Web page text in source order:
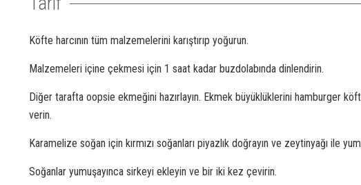
Köfte harcının tüm malzemelerini karıştırıp yoğurun.
Malzemeleri içine çekmesi için 1 saat kadar buzdolabında dinlendirin.
Diğer tarafta oopsie ekmeğini hazırlayın. Ekmek büyüklüklerini hamburger
verin.
Karamelize soğan için kırmızı soğanları piyazlık doğrayın ve zeytinyağı ile
Soğanlar yumuşayınca sirkeyi ekleyin ve bir iki kez çevirin.